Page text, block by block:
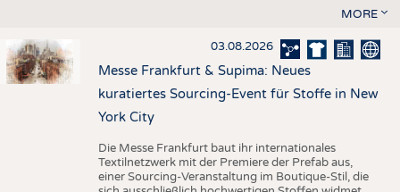
MORE
03.08.2026
Messe Frankfurt & Supima: Neues
kuratiertes Sourcing-Event für Stoffe in New
York City
Die Messe Frankfurt baut ihr internationales
Textilnetzwerk mit der Premiere der Prefab aus,
einer Sourcing-Veranstaltung im Boutique-Stil, die